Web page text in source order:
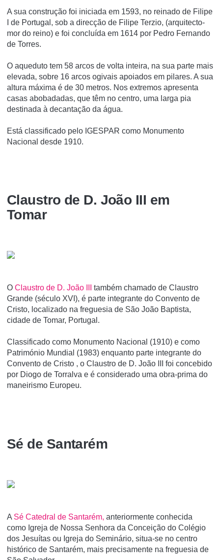
A sua construção foi iniciada em 1593, no reinado de Filipe
I de Portugal, sob a direcção de Filipe Terzio, (arquitecto-
mor do reino) e foi concluí­da em 1614 por Pedro Fernando
de Torres.
O aqueduto tem 58 arcos de volta inteira, na sua parte mais
elevada, sobre 16 arcos ogivais apoiados em pilares. A sua
altura máxima é de 30 metros. Nos extremos apresenta
casas abobadadas, que têm no centro, uma larga pia
destinada à decantação da água.
Está classificado pelo IGESPAR como Monumento
Nacional desde 1910.
Claustro de D. João III em
Tomar
O Claustro de D. João III também chamado de Claustro
Grande (século XVI), é parte integrante do Convento de
Cristo, localizado na freguesia de São João Baptista,
cidade de Tomar, Portugal.
Classificado como Monumento Nacional (1910) e como
Património Mundial (1983) enquanto parte integrante do
Convento de Cristo , o Claustro de D. João III foi concebido
por Diogo de Torralva e é considerado uma obra-prima do
maneirismo Europeu.
Sé de Santarém
A Sé Catedral de Santarém, anteriormente conhecida
como Igreja de Nossa Senhora da Conceição do Colégio
dos Jesuí­tas ou Igreja do Seminário, situa-se no centro
histórico de Santarém, mais precisamente na freguesia de